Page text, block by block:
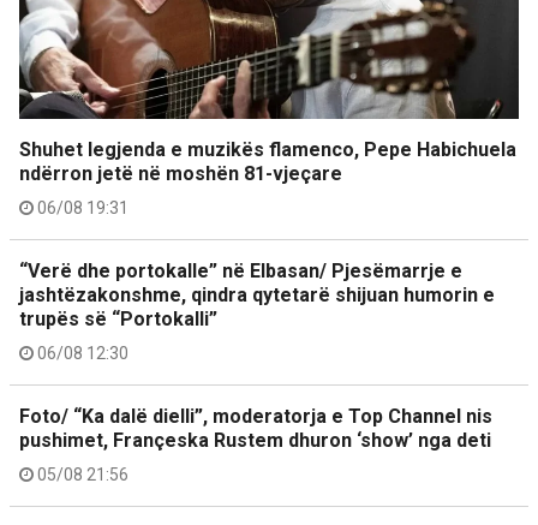
Shuhet legjenda e muzikës flamenco, Pepe Habichuela
ndërron jetë në moshën 81-vjeçare
06/08 19:31
“Verë dhe portokalle” në Elbasan/ Pjesëmarrje e
jashtëzakonshme, qindra qytetarë shijuan humorin e
trupës së “Portokalli”
06/08 12:30
Foto/ “Ka dalë dielli”, moderatorja e Top Channel nis
pushimet, Françeska Rustem dhuron ‘show’ nga deti
05/08 21:56